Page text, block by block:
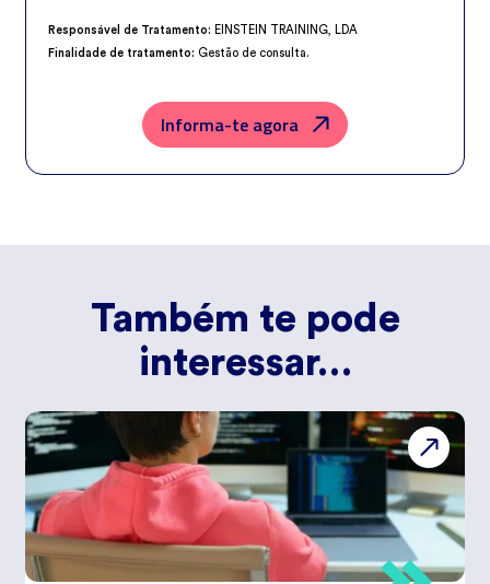
Responsável de Tratamento: EINSTEIN TRAINING, LDA
Finalidade de tratamento: Gestão de consulta.
aceder, retificar e excluir os dados, bem como outros direitos,
conforme o explicito naPolítica de Privacidade.
Informa-te agora
Também te pode
interessar…